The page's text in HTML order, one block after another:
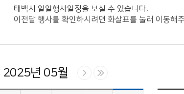
태백시 일일행사일정을 보실 수 있습니다.
이전달 행사를 확인하시려면 화살표를 눌러 이동해
2025년 05월